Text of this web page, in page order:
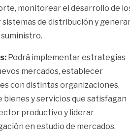
monitorear el desarrollo de
de distribución y
Podrá implementar estrategias
mercados, establecer
con distintas organizaciones,
y servicios que satisfagan
productivo y liderar
en estudio de mercados.